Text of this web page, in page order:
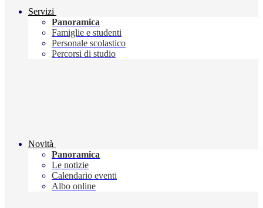
Servizi
Panoramica
Famiglie e studenti
Personale scolastico
Percorsi di studio
Novità
Panoramica
Le notizie
Calendario eventi
Albo online